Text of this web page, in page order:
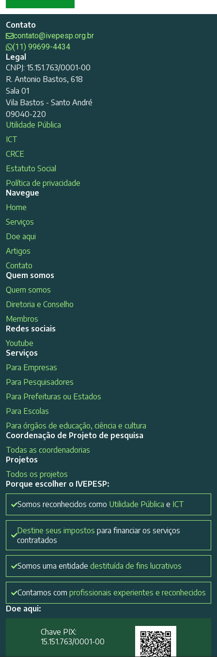
Contato
contato@ivepesp.org.br
(11) 99699-4434
Legal
CNPJ: 15.151.763/0001-00
R. Antonio Bastos, 618
Sala 01
Vila Bastos - Santo André
09040-220
Utilidade Pública
ICT
CRCE
Estatuto Social
Política de privacidade
Navegue
Home
Serviços
Doe aqui
Artigos
Contato
Quem somos
Quem somos
Diretoria e Conselho
Membros
Redes sociais
Youtube
Serviços
Para Empresas
Para Pesquisadores
Para Prefeituras ou Estados
Para Escolas
Para órgãos de educação, ciência e cultura
Coordenação de Projeto de pesquisa
Todas as coordenadorias
Projetos
Todos os projetos
Porque escolher o IVEPESP:
Somos reconhecidos como Utilidade Pública e ICT
Destine seus impostos para financiar os serviços
contratados
Somos uma entidade destituída de fins lucrativos
Contamos com profissionais experientes e reconhecidos
Doe aqui:
Chave PIX:
15.151.763/0001-00​